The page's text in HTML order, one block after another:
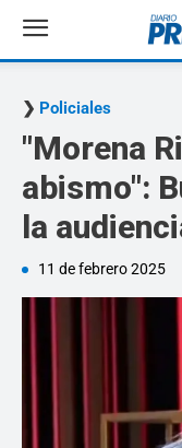
Policiales
"Morena
abismo":
la
11 de febrero 2025